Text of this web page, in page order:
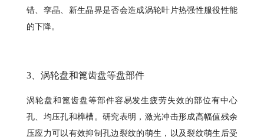
错、孪晶、新生晶界是否会造成涡轮叶片热强性服役性能
的下降。
3、涡轮盘和篦齿盘等盘部件
涡轮盘和篦齿盘等部件容易发生疲劳失效的部位有中心
孔、均压孔和榫槽。研究表明，激光冲击形成高幅值残余
压应力可以有效抑制孔边裂纹的萌生，以及裂纹萌生后受